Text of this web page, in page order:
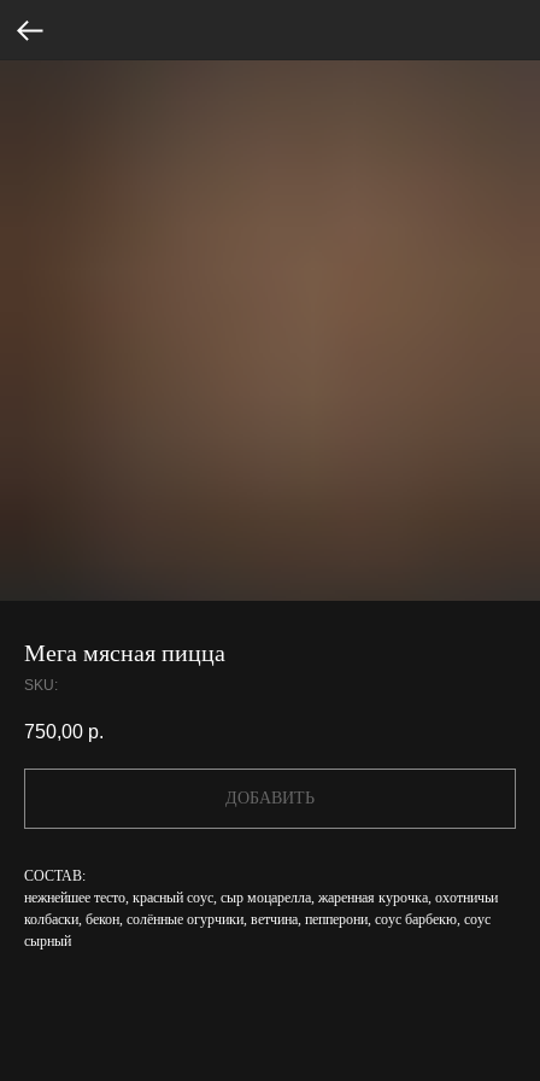
Мега мясная пицца
SKU:
750,00 р.
ДОБАВИТЬ
СОСТАВ:
нежнейшее тесто, красный соус, сыр моцарелла, жаренная курочка, охотничьи
колбаски, бекон, солённые огурчики, ветчина, пепперони, соус барбекю, соус
сырный